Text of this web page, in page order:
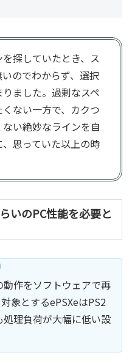
探していたとき、ス
のでわからず、選択
ました。過剰なスペ
ない一方で、カクつ
い絶妙なラインを自
思っていた以上の時
いのPC性能を必要と
動作をソフトウェアで再
象とするePSXeはPS2
処理負荷が大幅に低い設